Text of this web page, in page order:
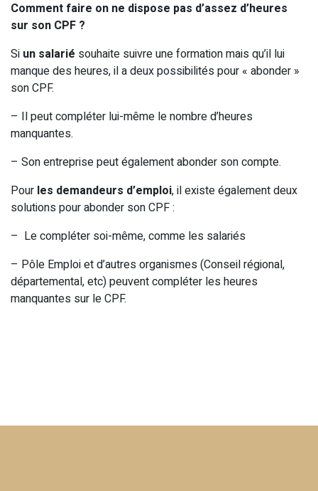
Comment faire on ne dispose pas d’assez d’heures
sur son CPF ?
Si un salarié souhaite suivre une formation mais qu’il lui
manque des heures, il a deux possibilités pour « abonder »
son CPF.
– Il peut compléter lui-même le nombre d’heures
manquantes.
– Son entreprise peut également abonder son compte.
Pour les demandeurs d’emploi, il existe également deux
solutions pour abonder son CPF :
– Le compléter soi-même, comme les salariés
– Pôle Emploi et d’autres organismes (Conseil régional,
départemental, etc) peuvent compléter les heures
manquantes sur le CPF.